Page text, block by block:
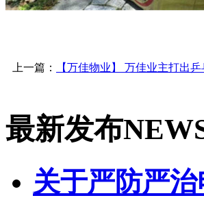
上一篇： 【万佳物业】 万佳业主打出
最新发布
关于严防严